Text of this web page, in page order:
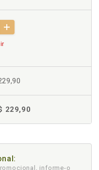
229,90
informe-o